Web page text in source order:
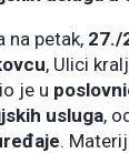
na petak, 27./
, Ulici
je u
usluga,
.